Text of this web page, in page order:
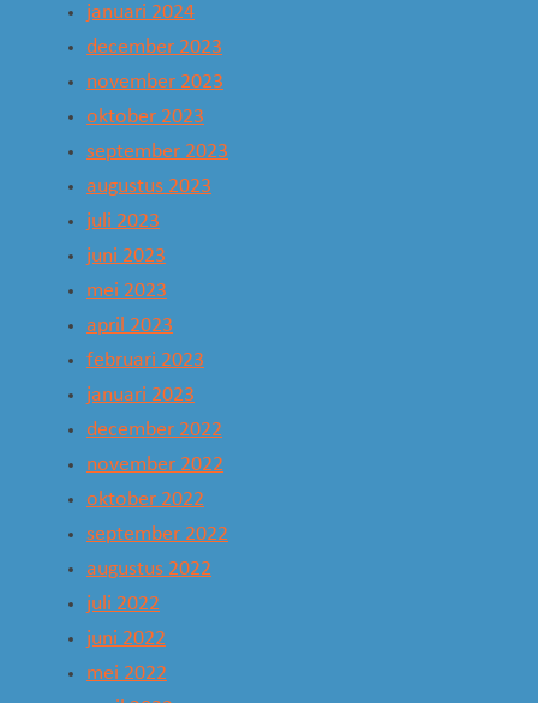
januari 2024
december 2023
november 2023
oktober 2023
september 2023
augustus 2023
juli 2023
juni 2023
mei 2023
april 2023
februari 2023
januari 2023
december 2022
november 2022
oktober 2022
september 2022
augustus 2022
juli 2022
juni 2022
mei 2022